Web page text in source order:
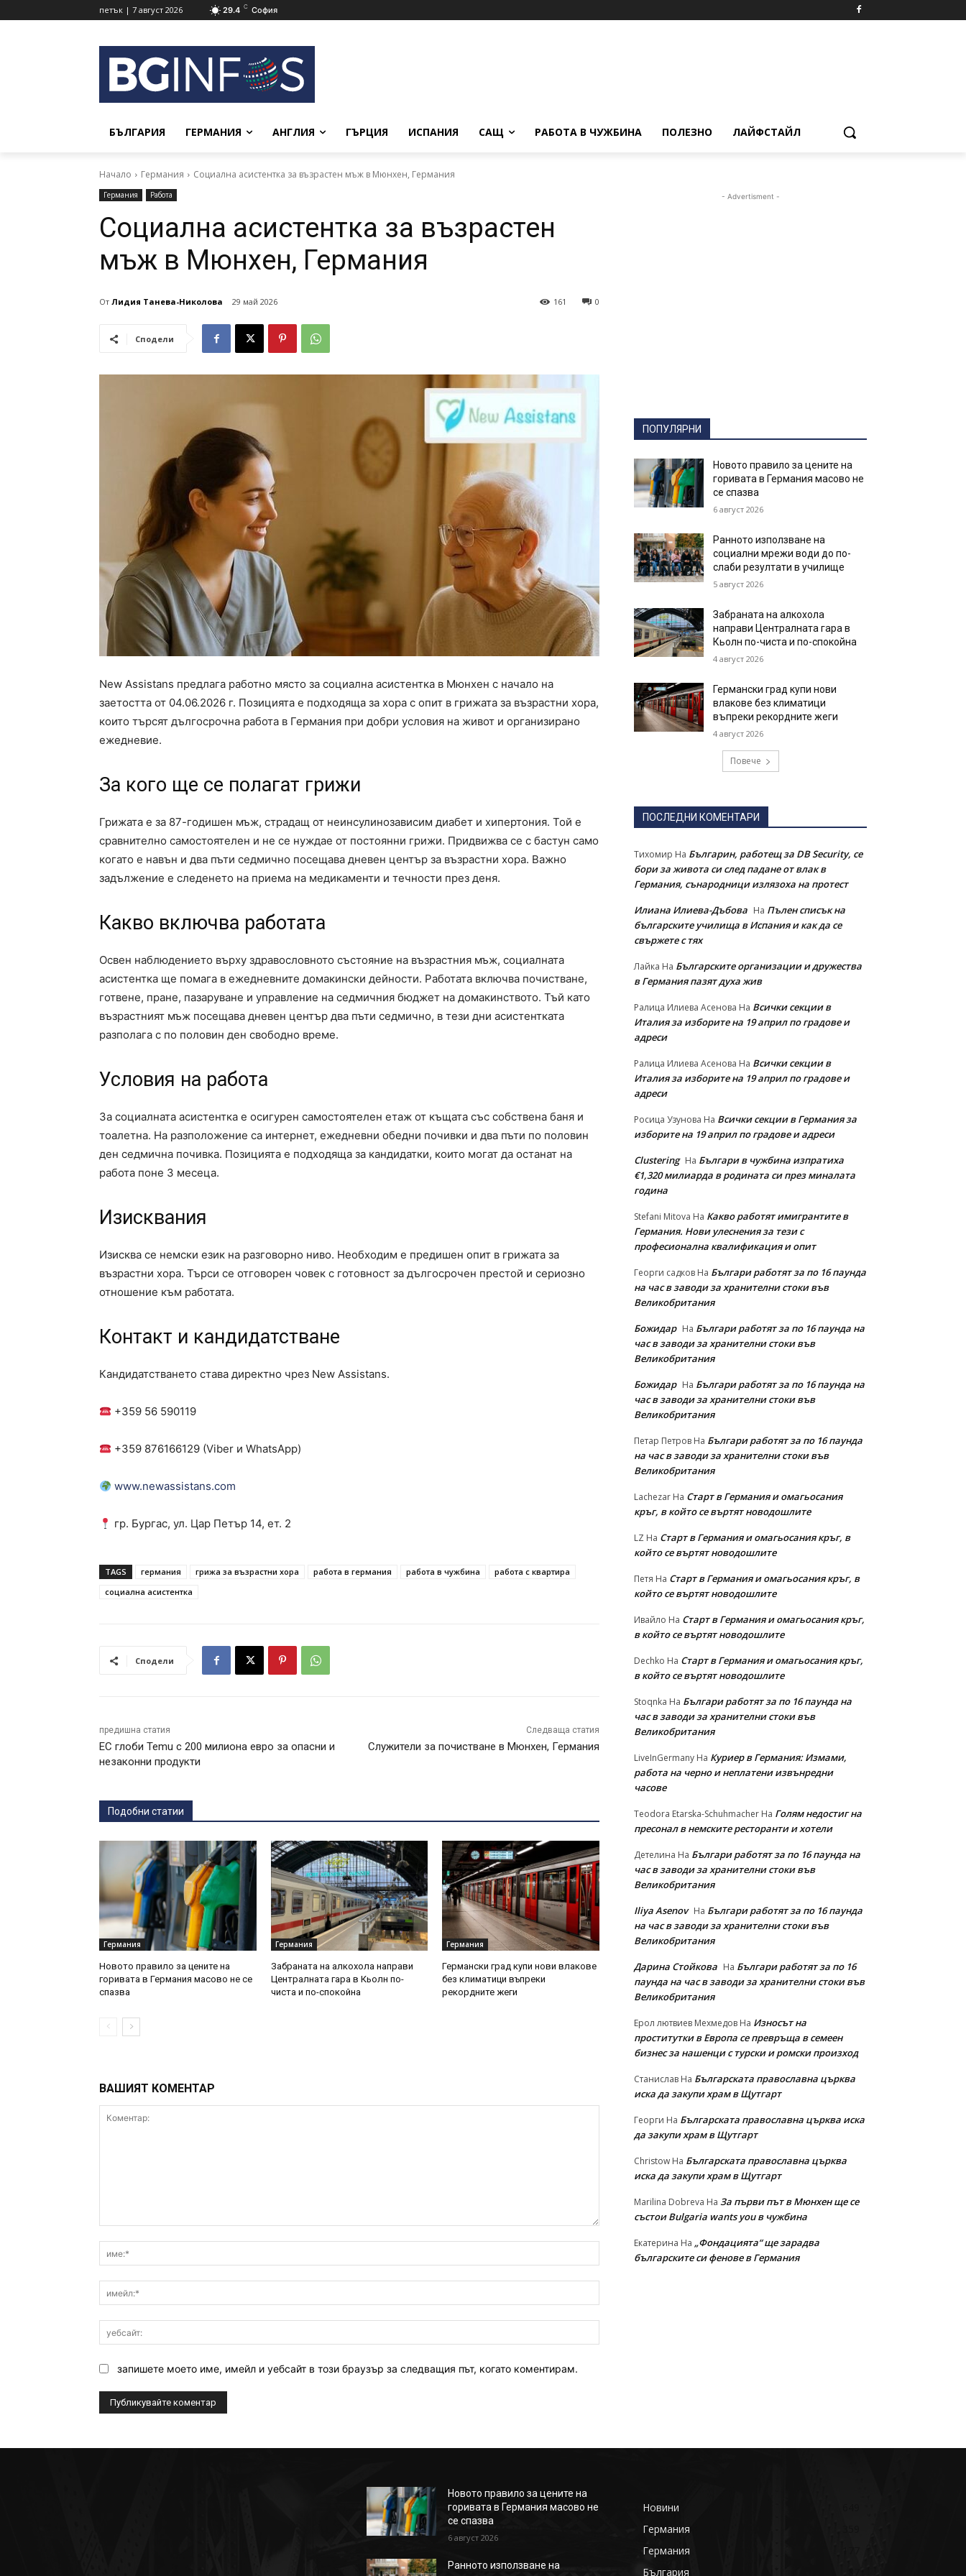
петък | 7 август 2026 29.4 C София
БЪЛГАРИЯ ГЕРМАНИЯ АНГЛИЯ ГЪРЦИЯ ИСПАНИЯ САЩ РАБОТА В ЧУЖБИНА ПОЛЕЗНО ЛАЙФСТАЙЛ
Начало Германия Социална асистентка за възрастен мъж в Мюнхен, Германия
Германия Работа
Социална асистентка за възрастен
мъж в Мюнхен, Германия
От Лидия Танева-Николова 29 май 2026 0
161
Сподели
New Assistans предлага работно място за социална асистентка в Мюнхен с начало на
заетостта от 04.06.2026 г. Позицията е подходяща за хора с опит в грижата за възрастни хора,
които търсят дългосрочна работа в Германия при добри условия на живот и организирано
ежедневие.
За кого ще се полагат грижи
Грижата е за 87-годишен мъж, страдащ от неинсулинозависим диабет и хипертония. Той е
сравнително самостоятелен и не се нуждае от постоянни грижи. Придвижва се с бастун само
когато е навън и два пъти седмично посещава дневен център за възрастни хора. Важно
задължение е следенето на приема на медикаменти и течности през деня.
Какво включва работата
Освен наблюдението върху здравословното състояние на възрастния мъж, социалната
асистентка ще помага в ежедневните домакински дейности. Работата включва почистване,
готвене, пране, пазаруване и управление на седмичния бюджет на домакинството. Тъй като
възрастният мъж посещава дневен център два пъти седмично, в тези дни асистентката
разполага с по половин ден свободно време.
Условия на работа
За социалната асистентка е осигурен самостоятелен етаж от къщата със собствена баня и
тоалетна. На разположение са интернет, ежедневни обедни почивки и два пъти по половин
ден седмична почивка. Позицията е подходяща за кандидатки, които могат да останат на
работа поне 3 месеца.
Изисквания
Изисква се немски език на разговорно ниво. Необходим е предишен опит в грижата за
възрастни хора. Търси се отговорен човек с готовност за дългосрочен престой и сериозно
отношение към работата.
Контакт и кандидатстване
Кандидатстването става директно чрез New Assistans.
+359 56 590119
+359 876166129 (Viber и WhatsApp)
www.newassistans.com
гр. Бургас, ул. Цар Петър 14, ет. 2
TAGS германия грижа за възрастни хора работа в германия работа в чужбина
работа с квартира
социална асистентка
Сподели
предишна статия
ЕС глоби Temu с 200 милиона евро за опасни и
незаконни продукти
Следваща статия
Служители за почистване в Мюнхен, Германия
Подобни статии
Германия
Новото правило за цените на
горивата в Германия масово не се
спазва
Германия
Забраната на алкохола направи
Централната гара в Кьолн по-
чиста и по-спокойна
Германия
Германски град купи нови влакове
без климатици въпреки
рекордните жеги
ВАШИЯТ КОМЕНТАР
запишете моето име, имейл и уебсайт в този браузър за следващия път, когато коментирам.
- Advertisment -
ПОПУЛЯРНИ
Новото правило за цените на
горивата в Германия масово не
се спазва
6 август 2026
Ранното използване на
социални мрежи води до по-
слаби резултати в училище
5 август 2026
Забраната на алкохола
направи Централната гара в
Кьолн по-чиста и по-спокойна
4 август 2026
Германски град купи нови
влакове без климатици
въпреки рекордните жеги
4 август 2026
Повече
ПОСЛЕДНИ КОМЕНТАРИ
Тихомир На Българин, работещ за DB Security, се
бори за живота си след падане от влак в
Германия, сънародници излязоха на протест
Илиана Илиева-Дъбова На Пълен списък на
българските училища в Испания и как да се
свържете с тях
Лайка На Българските организации и дружества
в Германия пазят духа жив
Ралица Илиева Асенова На Всички секции в
Италия за изборите на 19 април по градове и
адреси
Ралица Илиева Асенова На Всички секции в
Италия за изборите на 19 април по градове и
адреси
Росица Узунова На Всички секции в Германия за
изборите на 19 април по градове и адреси
Clustering На Българи в чужбина изпратиха
€1,320 милиарда в родината си през миналата
година
Stefani Mitova На Какво работят имигрантите в
Германия. Нови улеснeния за тези с
професионална квалификация и опит
Георги садков На Българи работят за по 16 паунда
на час в заводи за хранителни стоки във
Великобритания
Божидар На Българи работят за по 16 паунда на
час в заводи за хранителни стоки във
Великобритания
Божидар На Българи работят за по 16 паунда на
час в заводи за хранителни стоки във
Великобритания
Петар Петров На Българи работят за по 16 паунда
на час в заводи за хранителни стоки във
Великобритания
Lachezar На Старт в Германия и омагьосания
кръг, в който се въртят новодошлите
LZ На Старт в Германия и омагьосания кръг, в
който се въртят новодошлите
Петя На Старт в Германия и омагьосания кръг, в
който се въртят новодошлите
Ивайло На Старт в Германия и омагьосания кръг,
в който се въртят новодошлите
Dechko На Старт в Германия и омагьосания кръг,
в който се въртят новодошлите
Stoqnka На Българи работят за по 16 паунда на
час в заводи за хранителни стоки във
Великобритания
LiveInGermany На Куриер в Германия: Измами,
работа на черно и неплатени извънредни
часове
Teodora Etarska-Schuhmacher На Голям недостиг на
пресонал в немските ресторанти и хотели
Детелина На Българи работят за по 16 паунда на
час в заводи за хранителни стоки във
Великобритания
Iliya Asenov На Българи работят за по 16 паунда
на час в заводи за хранителни стоки във
Великобритания
Дарина Стойкова На Българи работят за по 16
паунда на час в заводи за хранителни стоки във
Великобритания
Ерол лютвиев Мехмедов На Износът на
проститутки в Европа се превръща в семеен
бизнес за нашенци с турски и ромски произход
Станислав На Българската православна църква
иска да закупи храм в Щутгарт
Георги На Българската православна църква иска
да закупи храм в Щутгарт
Christow На Българската православна църква
иска да закупи храм в Щутгарт
Marilina Dobreva На За първи път в Мюнхен ще се
състои Bulgaria wants you в чужбина
Екатерина На „Фондацията“ ще зарадва
българските си фенове в Германия
Новото правило за цените на
горивата в Германия масово не
се спазва
6 август 2026
Ранното използване на
Новини
Германия
Германия
България